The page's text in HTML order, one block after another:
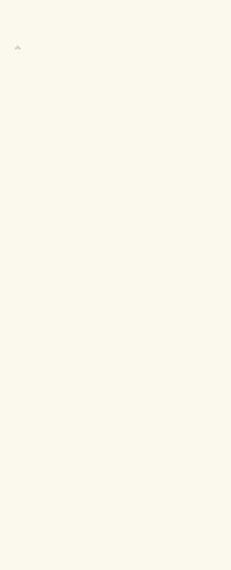
desde nuestro sistema. Es posible
de funcionar correctamente.
información es agregada y, por lo
relevante para sus intereses en
única de su navegador y